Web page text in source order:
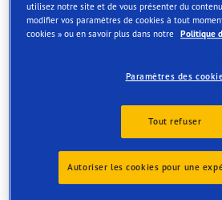
Contact Services Avis
Services uniquement
magasin
utilisez notre site et de vous présenter du
modifier vos paramètres de cookies à tout
cookies » ou en savoir plus dans notre Politique
Paramètres des
Tout refuser
Autoriser les cookies pour une